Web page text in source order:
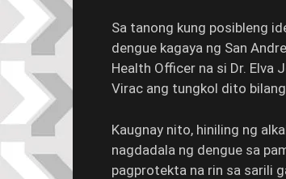
Sa tanong kung posibleng
dengue kagaya ng San
Health Officer na si Dr. Elva
Virac ang tungkol dito
Kaugnay nito, hiniling ng
nagdadala ng dengue sa
pagprotekta na rin sa sarili